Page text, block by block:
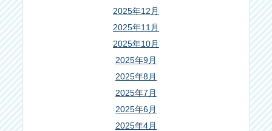
2025年12月
2025年11月
2025年10月
2025年9月
2025年8月
2025年7月
2025年6月
2025年4月